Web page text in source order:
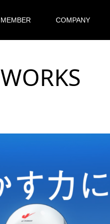
MEMBER COMPANY
WORKS